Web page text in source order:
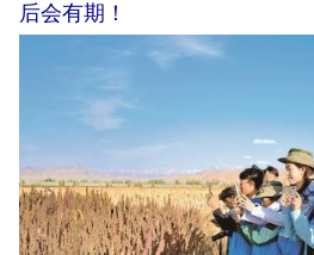
后会有期！